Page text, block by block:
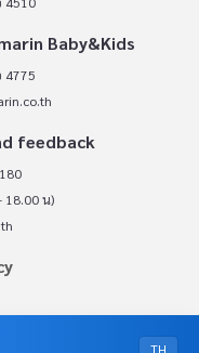
Baby&Kids
4775
feedback
18.00 น)